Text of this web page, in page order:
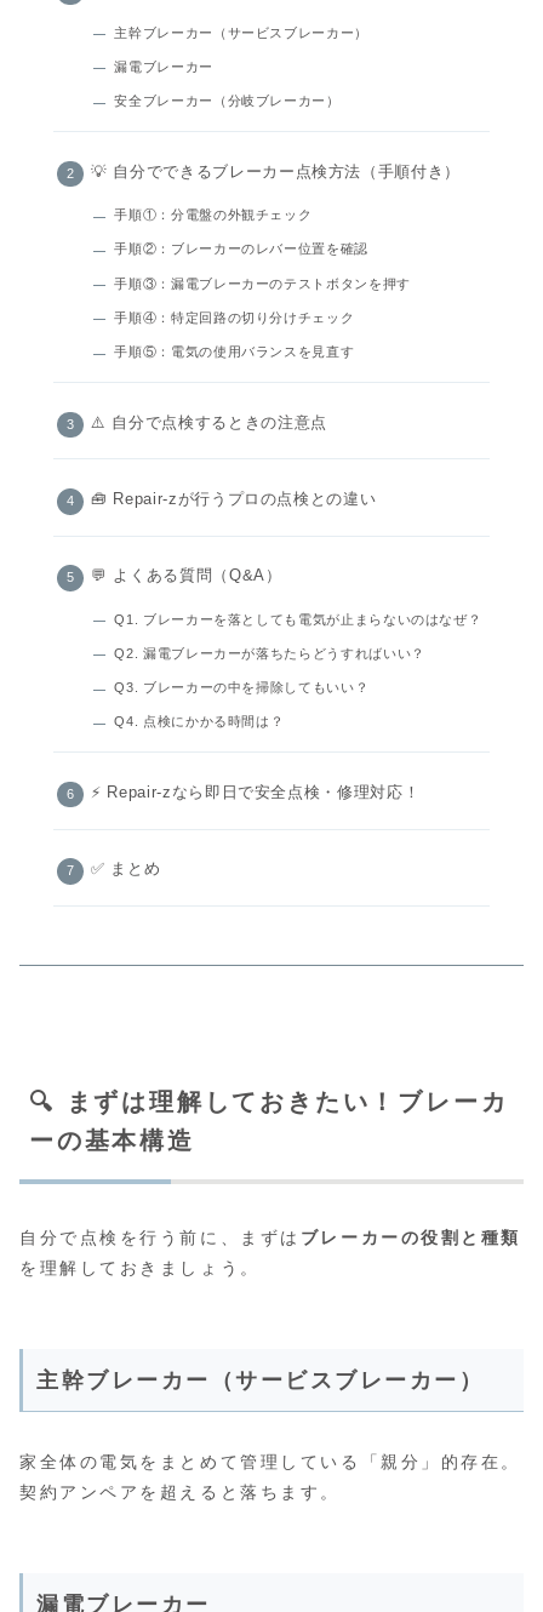
主幹ブレーカー（サービスブレーカー）
漏電ブレーカー
安全ブレーカー（分岐ブレーカー）
💡 自分でできるブレーカー点検方法（手順付き）
手順①：分電盤の外観チェック
手順②：ブレーカーのレバー位置を確認
手順③：漏電ブレーカーのテストボタンを押す
手順④：特定回路の切り分けチェック
手順⑤：電気の使用バランスを見直す
⚠️ 自分で点検するときの注意点
🧰 Repair-zが行うプロの点検との違い
💬 よくある質問（Q&A）
Q1. ブレーカーを落としても電気が止まらないのはなぜ？
Q2. 漏電ブレーカーが落ちたらどうすればいい？
Q3. ブレーカーの中を掃除してもいい？
Q4. 点検にかかる時間は？
⚡ Repair-zなら即日で安全点検・修理対応！
✅ まとめ
🔍 まずは理解しておきたい！ブレーカ
ーの基本構造
自分で点検を行う前に、まずは ブレーカーの役割と種類
を理解しておきましょう。
主幹ブレーカー（サービスブレーカー）
家全体の電気をまとめて管理している「親分」的存在。
契約アンペアを超えると落ちます。
漏電ブレーカー